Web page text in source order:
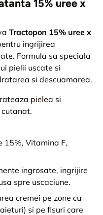
15% uree x
Tractopon 15% uree x
ingrijirea
Formula sa speciala
pielii uscate si
si descuamarea.
pielea si
15%, Vitamina F,
ingrosate, ingrijire
spre uscaciune.
cremei pe zone cu
si pe fisuri care